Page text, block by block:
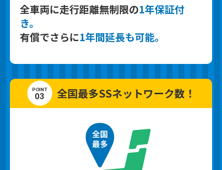
全車両に走行距離無制限の1年保証付
き。
有償でさらに1年間延長も可能。
全国最多SSネットワーク数！
03